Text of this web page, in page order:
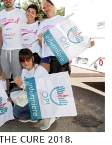
CURE 2018.